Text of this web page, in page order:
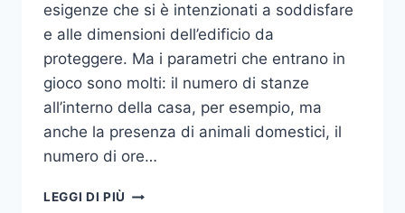
esigenze che si è intenzionati a soddisfare
e alle dimensioni dell’edificio da
proteggere. Ma i parametri che entrano in
gioco sono molti: il numero di stanze
all’interno della casa, per esempio, ma
anche la presenza di animali domestici, il
numero di ore…
LEGGI DI PIÙ COME